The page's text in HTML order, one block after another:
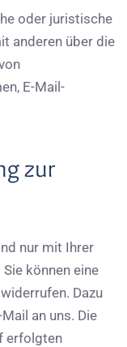
oder juristische
anderen über die
E-Mail-
zur
nur mit Ihrer
können eine
Dazu
an uns. Die
erfolgten